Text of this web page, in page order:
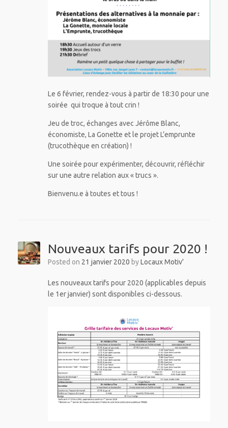
Le 6 février, rendez-vous à partir de 18:30 pour une
soirée qui troque à tout crin !
Jeu de troc, échanges avec Jérôme Blanc,
économiste, La Gonette et le projet L’emprunte
(trucothèque en création) !
Une soirée pour expérimenter, découvrir, réfléchir
sur une autre relation aux « trucs ».
Bienvenu.e à toutes et tous !
Nouveaux tarifs pour 2020 !
Posted on 21 janvier 2020 byLocaux Motiv'
Les nouveaux tarifs pour 2020 (applicables depuis
le 1er janvier) sont disponibles ci-dessous.